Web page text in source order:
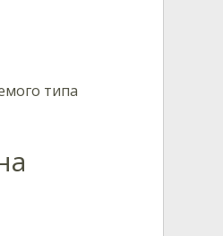
типа